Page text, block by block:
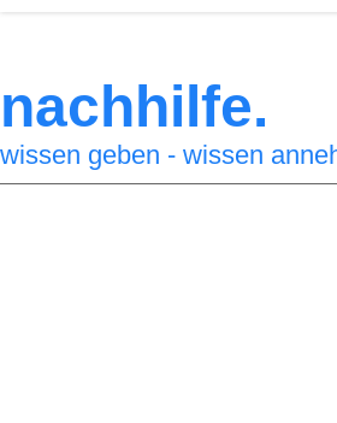
nachhilfe.
wissen geben - wissen